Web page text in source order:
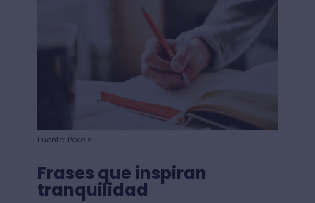
Fuente: Pexels
Frases que inspiran
tranquilidad